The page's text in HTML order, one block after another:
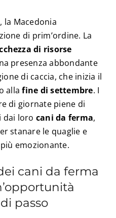
la Macedonia
di prim’ordine. La
di risorse
presenza abbondante
di caccia, che inizia il
allafine di settembre. I
di giornate piene di
dai loro cani da ferma,
stanare le quaglie e
emozionante.
cani da ferma
passo